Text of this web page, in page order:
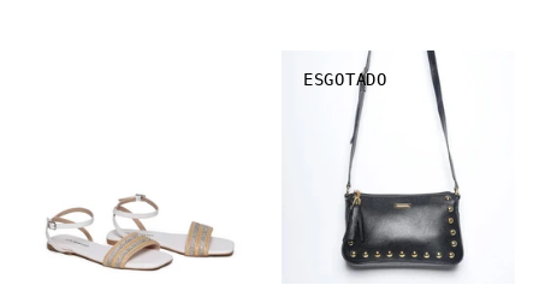
-
Branca
SDI-
Bolsa
Clutch
Couro
Pequena
Transversal
Preta
BSI-
5873
ESGOTADO